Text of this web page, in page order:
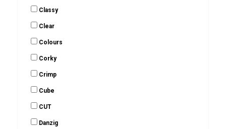
Classy
Clear
Colours
Corky
Crimp
Cube
CUT
Danzig